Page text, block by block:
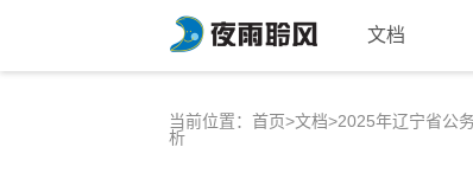
文档
当前位置： 首页>文档>2025年辽宁省公
析